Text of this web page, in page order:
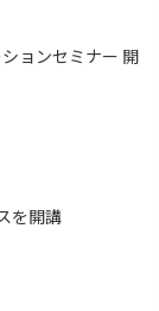
ョンセミナー 開
を開講